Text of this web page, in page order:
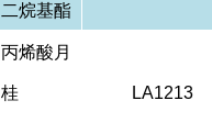
二烷基酯
丙烯酸月
桂 LA1213